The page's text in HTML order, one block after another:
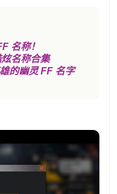
名称！
名称合集
的幽灵 FF 名字